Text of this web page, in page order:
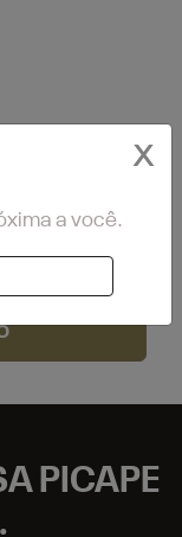
PICAPE
X
a você.